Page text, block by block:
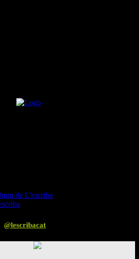
@lescribacat